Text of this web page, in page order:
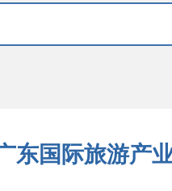
东国际旅游产